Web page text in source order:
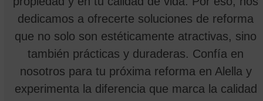
dedicamos a ofrecerte soluciones de reforma
que no solo son estéticamente atractivas, sino
también prácticas y duraderas. Confía en
nosotros para tu próxima reforma en Alella y
experimenta la diferencia que marca la calidad